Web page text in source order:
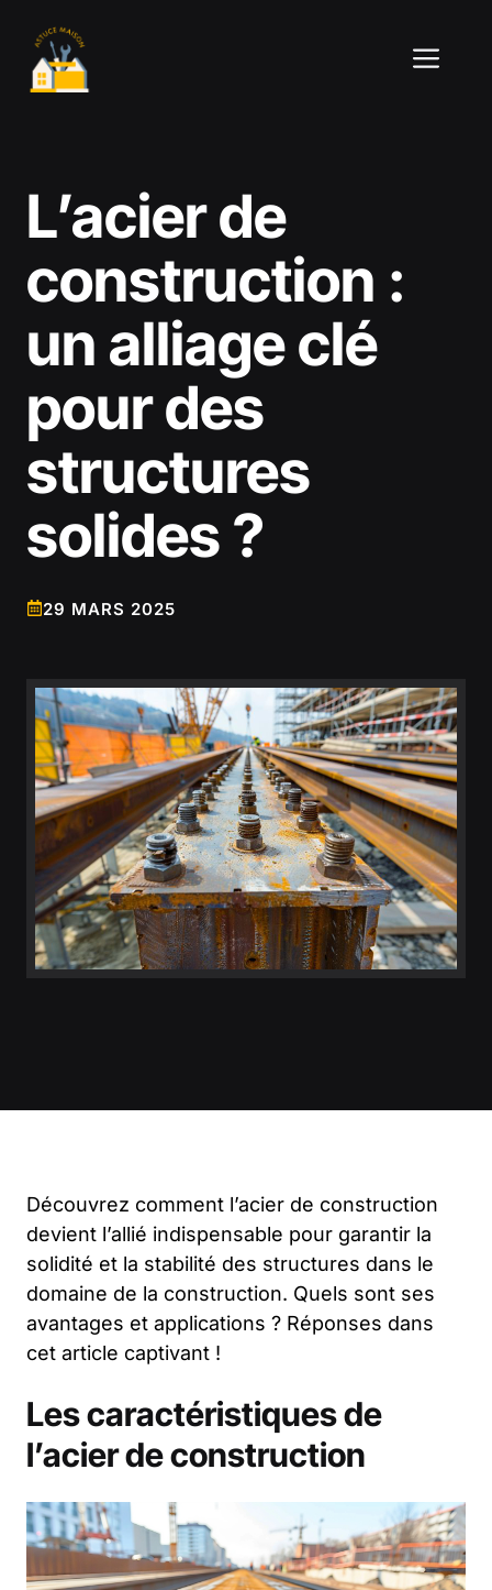
contenu
L’acier de
construction :
un alliage clé
pour des
structures
solides ?
29 MARS 2025
Découvrez comment l’acier de construction
devient l’allié indispensable pour garantir la
solidité et la stabilité des structures dans le
domaine de la construction. Quels sont ses
avantages et applications ? Réponses dans
cet article captivant !
Les caractéristiques de
l’acier de construction